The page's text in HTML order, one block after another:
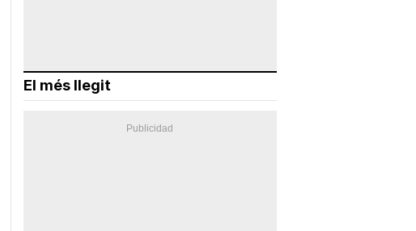
El més llegit